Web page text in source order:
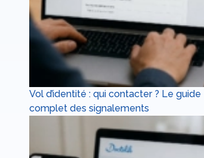
Vol d’identité : qui contacter ? Le guide
complet des signalements